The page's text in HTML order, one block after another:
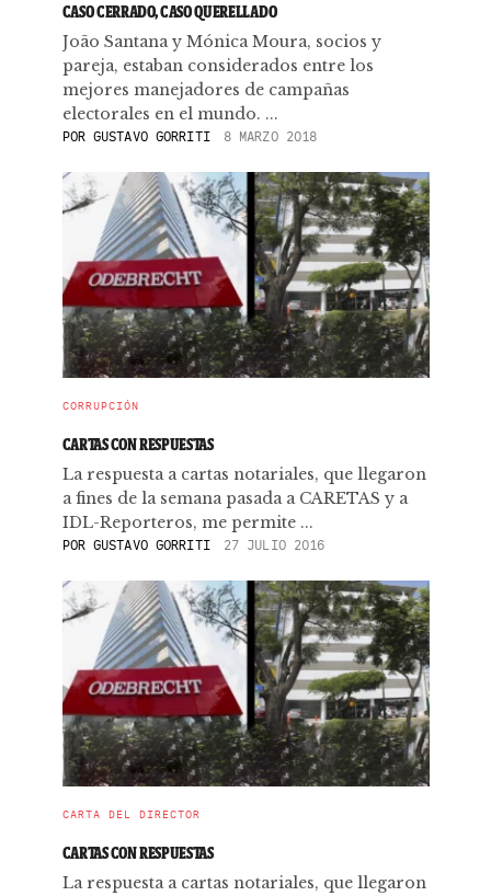
CASO CERRADO, CASO QUERELLADO
João Santana y Mónica Moura, socios y
pareja, estaban considerados entre los
mejores manejadores de campañas
electorales en el mundo. ...
POR GUSTAVO GORRITI 8 MARZO 2018
CORRUPCIÓN
CARTAS CON RESPUESTAS
La respuesta a cartas notariales, que llegaron
a fines de la semana pasada a CARETAS y a
IDL-Reporteros, me permite ...
POR GUSTAVO GORRITI 27 JULIO 2016
CARTA DEL DIRECTOR
CARTAS CON RESPUESTAS
La respuesta a cartas notariales, que llegaron